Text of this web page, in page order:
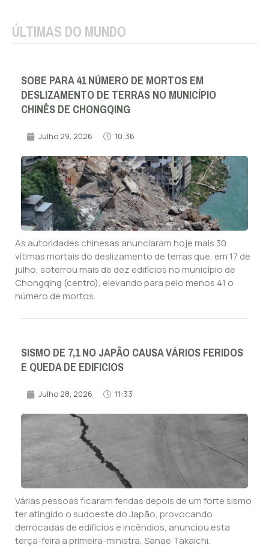
ÚLTIMAS DO MUNDO
SOBE PARA 41 NÚMERO DE MORTOS EM
DESLIZAMENTO DE TERRAS NO MUNICÍPIO
CHINÊS DE CHONGQING
Julho 29, 2026 10:36
As autoridades chinesas anunciaram hoje mais 30
vítimas mortais do deslizamento de terras que, em 17 de
julho, soterrou mais de dez edifícios no município de
Chongqing (centro), elevando para pelo menos 41 o
número de mortos.
SISMO DE 7,1 NO JAPÃO CAUSA VÁRIOS FERIDOS
E QUEDA DE EDIFICIOS
Julho 28, 2026 11:33
Várias pessoas ficaram feridas depois de um forte sismo
ter atingido o sudoeste do Japão, provocando
derrocadas de edifícios e incêndios, anunciou esta
terça-feira a primeira-ministra, Sanae Takaichi.